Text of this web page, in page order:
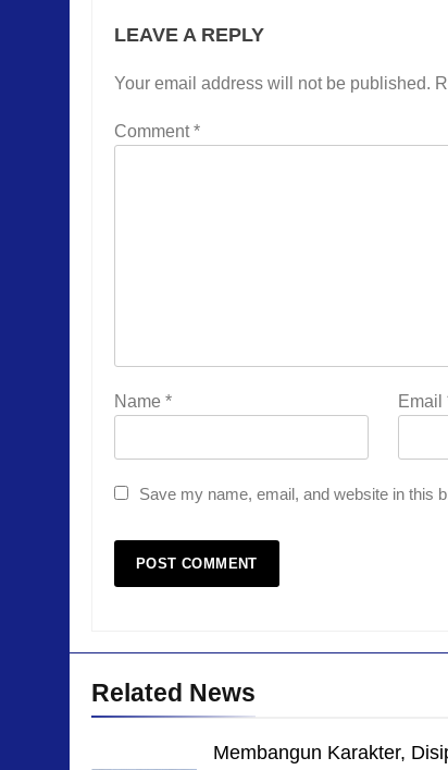
LEAVE A REPLY
Your email address will not be published.
Comment*
Name * Email
Save my name, email, and website in this
Related News
Membangun Karakter,